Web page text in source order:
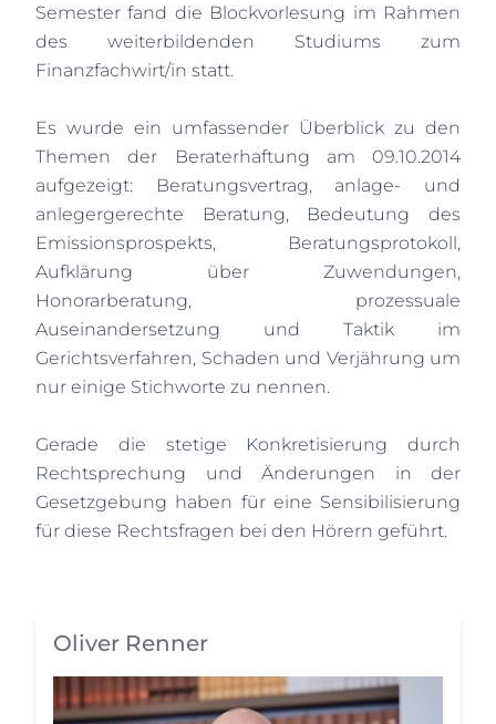
Semester fand die Blockvorlesung im Rahmen
des weiterbildenden Studiums zum
Finanzfachwirt/in statt.
Es wurde ein umfassender Überblick zu den
Themen der Beraterhaftung am 09.10.2014
aufgezeigt: Beratungsvertrag, anlage- und
anlegergerechte Beratung, Bedeutung des
Emissionsprospekts, Beratungsprotokoll,
Aufklärung über Zuwendungen,
Honorarberatung, prozessuale
Auseinandersetzung und Taktik im
Gerichtsverfahren, Schaden und Verjährung um
nur einige Stichworte zu nennen.
Gerade die stetige Konkretisierung durch
Rechtsprechung und Änderungen in der
Gesetzgebung haben für eine Sensibilisierung
für diese Rechtsfragen bei den Hörern geführt.
Oliver Renner